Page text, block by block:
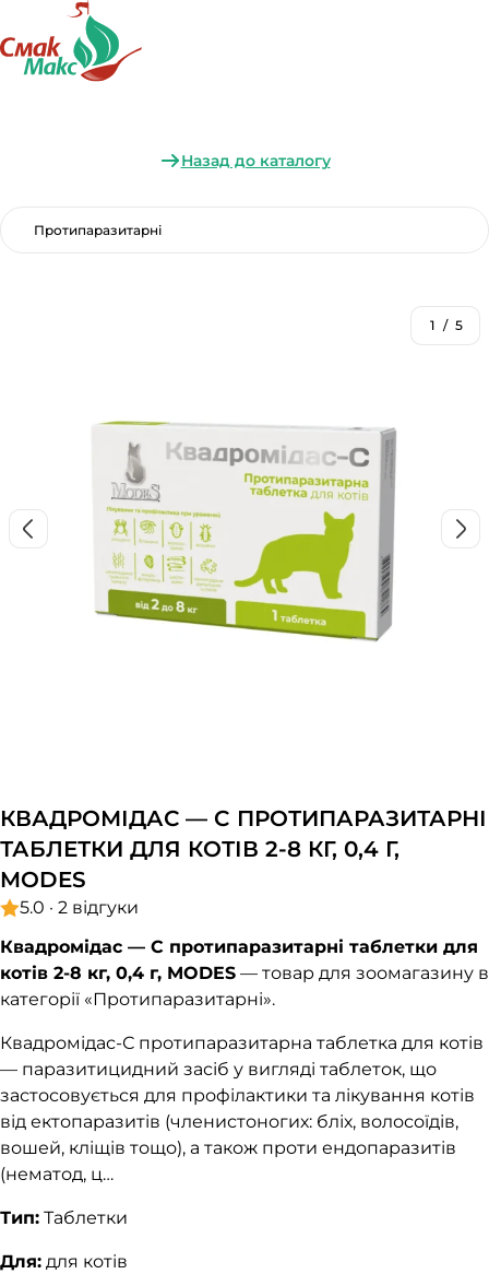
Назад до каталогу
Протипаразитарні
1 / 5
КВАДРОМІДАС — C ПРОТИПАРАЗИТАРНІ
ТАБЛЕТКИ ДЛЯ КОТІВ 2-8 КГ, 0,4 Г,
MODES
5.0 · 2 відгуки
Квадромідас — C протипаразитарні таблетки для
котів 2-8 кг, 0,4 г, MODES — товар для зоомагазину в
категорії «Протипаразитарні».
Квадромідас-С протипаразитарна таблетка для котів
— паразитицидний засіб у вигляді таблеток, що
застосовується для профілактики та лікування котів
від ектопаразитів (членистоногих: бліх, волосоїдів,
вошей, кліщів тощо), а також проти ендопаразитів
(нематод, ц…
Тип: Таблетки
Для: для котів